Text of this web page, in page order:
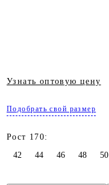
Узнать оптовую цену
Подобрать свой размер
Рост 170:
42
44 46 48 50